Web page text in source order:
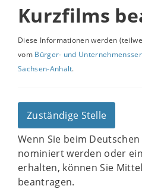
Kurzfilms
Diese Informationen werden
vom Bürger- und
Sachsen-Anhalt.
Zuständige Stelle
Wenn Sie beim
nominiert werden oder
erhalten, können Sie
beantragen.